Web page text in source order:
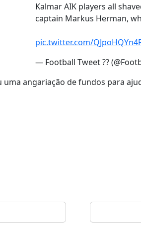
Kalmar AIK players all
captain Markus Herman,
pic.twitter.com/
— Football Tweet ??
uma angariação de fundos para